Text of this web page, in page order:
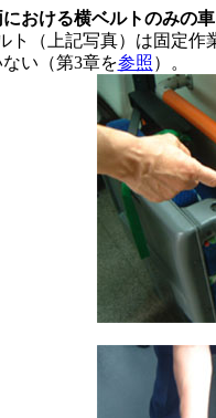
おける横ベルトのみの
ト（上記写真）は固定
い（第3章を参照）。